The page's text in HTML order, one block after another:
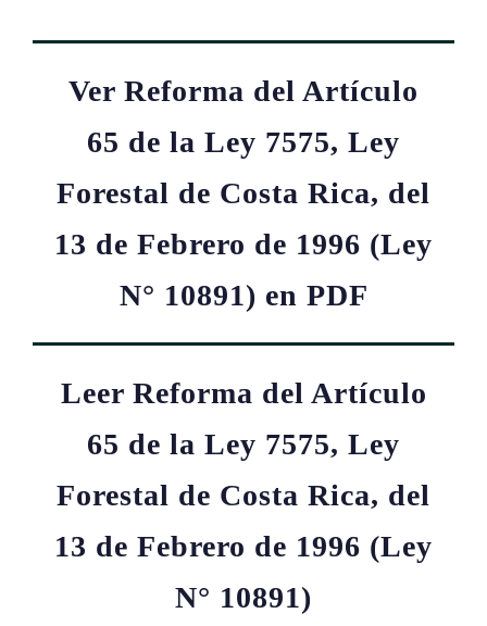
Ver Reforma del Artículo
65 de la Ley 7575, Ley
Forestal de Costa Rica, del
13 de Febrero de 1996 (Ley
N° 10891) en PDF
Leer Reforma del Artículo
65 de la Ley 7575, Ley
Forestal de Costa Rica, del
13 de Febrero de 1996 (Ley
N° 10891)